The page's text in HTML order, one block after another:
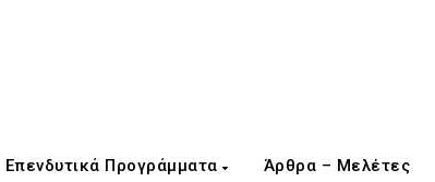
Επενδυτικά Προγράμματα Άρθρα – Μελέτες